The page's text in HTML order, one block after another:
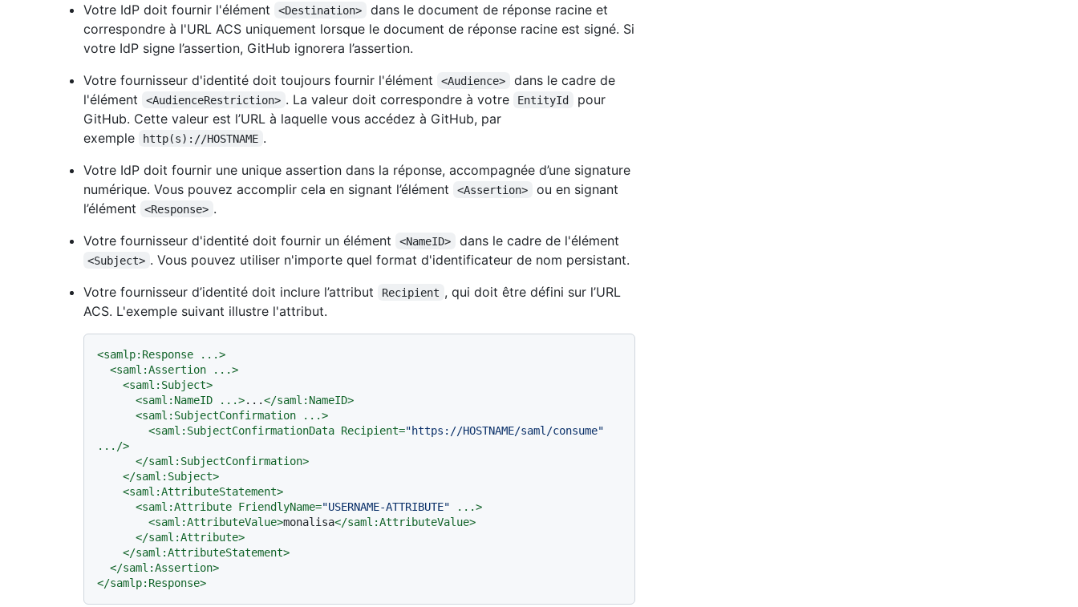
Votre IdP doit fournir l'élément
<Destination>
dans le document de réponse racine et
correspondre à l'URL ACS uniquement lorsque le document de réponse racine est signé. Si
votre IdP signe l’assertion, GitHub ignorera l’assertion.
Votre fournisseur d'identité doit toujours fournir l'élément
<Audience>
dans le cadre de
l'élément
<AudienceRestriction> . La valeur doit correspondre à votre EntityId
pour
GitHub. Cette valeur est l’URL à laquelle vous accédez à GitHub, par
exemple
http(s)://HOSTNAME .
Votre IdP doit fournir une unique assertion dans la réponse, accompagnée d’une signature
numérique. Vous pouvez accomplir cela en signant l’élément
<Assertion>
ou en signant
l’élément
<Response> .
Votre fournisseur d'identité doit fournir un élément
<NameID> dans le cadre de l'élément
<Subject> . Vous pouvez utiliser n'importe quel format d'identificateur de nom persistant.
Votre fournisseur d’identité doit inclure l’attribut
Recipient , qui doit être défini sur l’URL
ACS. L'exemple suivant illustre l'attribut.
<samlp:Response ...>
<saml:Assertion ...>
<saml:Subject>
<saml:NameID ...>...</saml:NameID>
<saml:SubjectConfirmation ...>
<saml:SubjectConfirmationData Recipient="https://HOSTNAME/saml/consume"
... />
</saml:SubjectConfirmation>
</saml:Subject>
<saml:AttributeStatement>
<saml:Attribute FriendlyName="USERNAME-ATTRIBUTE" ...>
<saml:AttributeValue>monalisa</saml:AttributeValue>
</saml:Attribute>
</saml:AttributeStatement>
</saml:Assertion>
</samlp:Response>